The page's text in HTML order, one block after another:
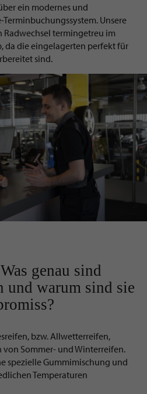
ein modernes und
Unsere
termingetreu im
da die eingelagerten perfekt für
sind.
genau sind
und warum sind sie
bzw. Allwetterreifen,
Sommer- und Winterreifen.
spezielle Gummimischung und
Temperaturen